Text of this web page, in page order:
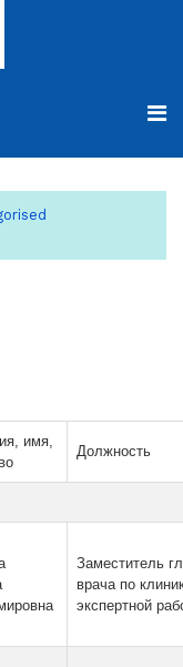
имя,
Должность
Заместитель
врача по
экспертной